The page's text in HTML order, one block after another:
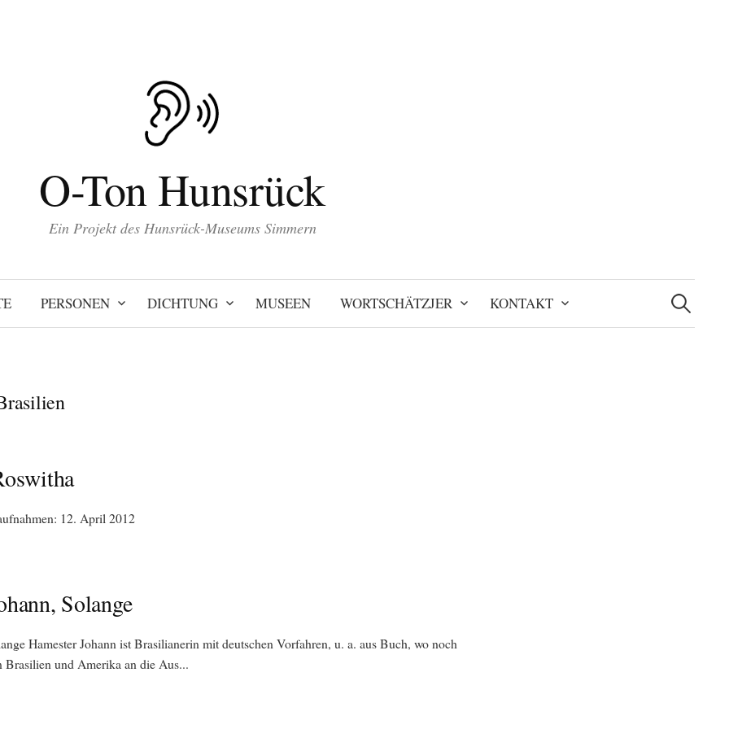
O-Ton Hunsrück
Ein Projekt des Hunsrück-Museums Simmern
PERSONEN DICHTUNG MUSEEN WORTSCHÄTZJER KONTAKT
Suchen
nach:
12. April 2012
Solange
Hamester Johann ist Brasilianerin mit deutschen Vorfahren, u. a. aus Buch, wo noch
Brasilien und Amerika an die Aus...